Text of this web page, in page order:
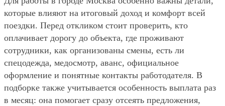
которые влияют на итоговый доход и комфорт всей
поездки. Перед откликом стоит проверить, кто
оплачивает дорогу до объекта, где проживают
сотрудники, как организованы смены, есть ли
спецодежда, медосмотр, аванс, официальное
оформление и понятные контакты работодателя. В
подборке также учитывается особенность выплата раз
в месяц: она помогает сразу отсеять предложения,